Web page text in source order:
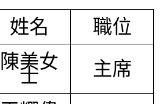
姓名
職位
陳美女
士 主席